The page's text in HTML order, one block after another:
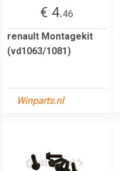
€ 4.46
renault Montagekit
(vd1063/1081)
Winparts.nl